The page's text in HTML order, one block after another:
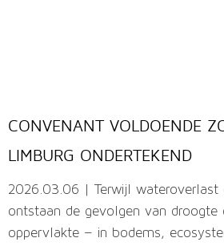
CONVENANT VOLDOENDE
LIMBURG ONDERTEKEND
2026.03.06 | Terwijl wateroverlast
ontstaan de gevolgen van droogte
oppervlakte – in bodems,